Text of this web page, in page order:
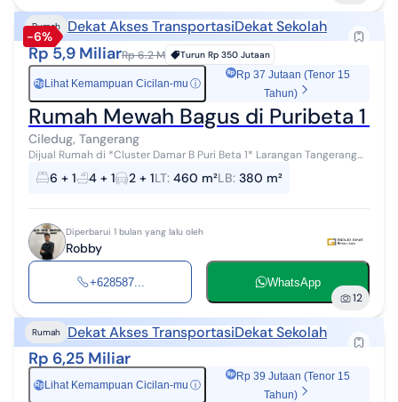
-6%
Rumah Dekat Akses TransportasiDekat Sekolah
Rp 5,9 MiliarRp 6.2 M Turun Rp 350 Jutaan
Rp Lihat Kemampuan Cicilan-mu ⓘ
Rp 37 Jutaan (Tenor 15
Tahun)
Rumah Mewah Bagus di Puribeta 1
Ciledug, Tangerang
Dijual Rumah di *Cluster Damar B Puri Beta 1* Larangan Tangerang
Lokasi strategis Dekat dengan Busway Puribeta Ciledug spesifikasi:
Full fur...
6 + 1 4 + 1 2 + 1LT: 460 m²LB: 380 m²
Diperbarui 1 bulan yang lalu oleh
Robby
+628587... WhatsApp
12
Rumah Dekat Akses TransportasiDekat Sekolah
Rp 6,25 Miliar
Rp Lihat Kemampuan Cicilan-mu ⓘ
Rp 39 Jutaan (Tenor 15
Tahun)